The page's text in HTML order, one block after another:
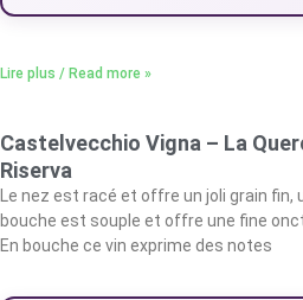
Lire plus / Read more »
Castelvecchio Vigna – La
Riserva
Le nez est racé et offre un joli grain fin,
bouche est souple et offre une fine
En bouche ce vin exprime des notes